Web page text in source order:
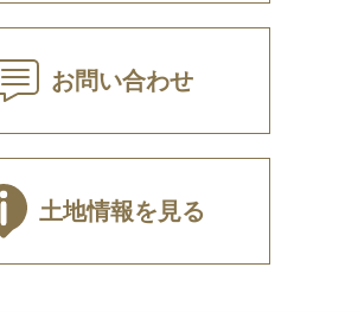
お問い合わせ
土地情報を見る